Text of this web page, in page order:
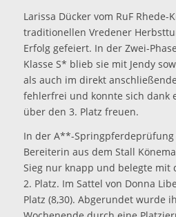
Larissa Dücker vom RuF
traditionellen Vredener
Erfolg gefeiert. In der Zwei-
Klasse S* blieb sie mit Jendy
als auch im direkt
fehlerfrei und konnte sich dank
über den 3. Platz freuen.
In der A**-Springpferdeprüfung
Bereiterin aus dem Stall
Sieg nur knapp und belegte mit
2. Platz. Im Sattel von Donna
Platz (8,30). Abgerundet wurde